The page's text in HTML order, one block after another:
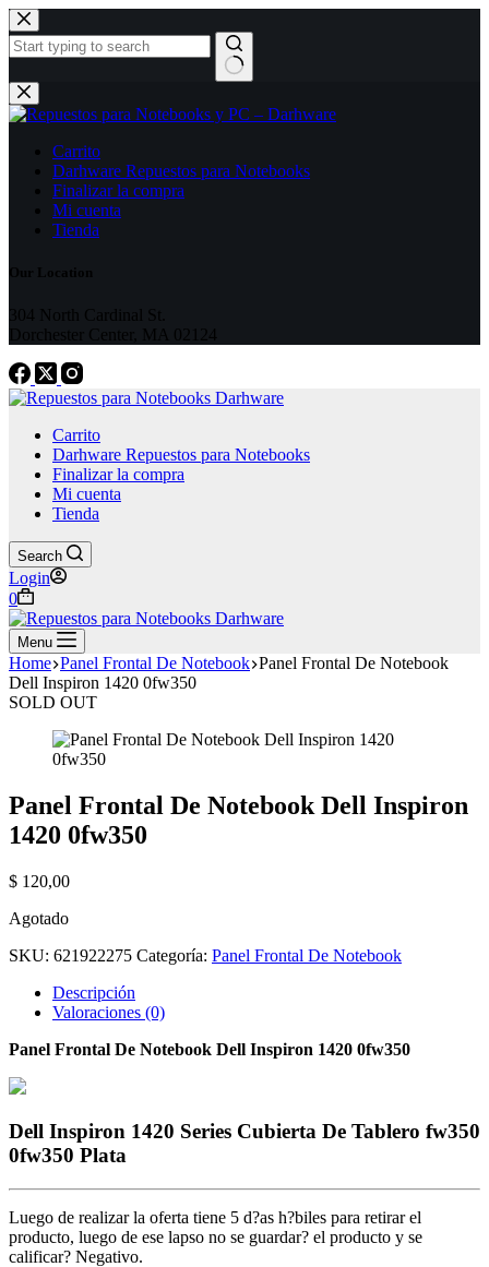
Skip
to
content
No
results
Carrito
Darhware Repuestos para Notebooks
Finalizar la compra
Mi cuenta
Tienda
Our Location
304 North Cardinal St.
Dorchester Center, MA 02124
Carrito
Darhware Repuestos para Notebooks
Finalizar la compra
Mi cuenta
Tienda
Search
Login
Shopping
cart
0
Menu
Home Panel Frontal De Notebook Panel Frontal De Notebook
Dell Inspiron 1420 0fw350
SOLD OUT
Panel Frontal De Notebook Dell Inspiron
1420 0fw350
$ 120,00
Agotado
SKU: 621922275 Categoría: Panel Frontal De Notebook
Descripción
Valoraciones (0)
Panel Frontal De Notebook Dell Inspiron 1420 0fw350
Dell Inspiron 1420 Series Cubierta De Tablero fw350
0fw350 Plata
Luego de realizar la oferta tiene 5 d?as h?biles para retirar el
producto, luego de ese lapso no se guardar? el producto y se
calificar? Negativo.